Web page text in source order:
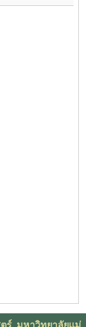
มหาวิทยาลัยเเม่